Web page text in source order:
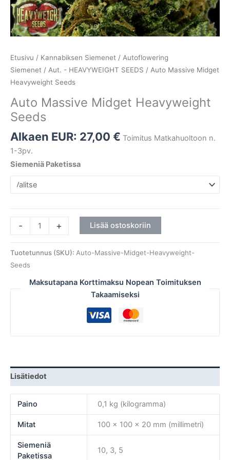
Etusivu / Kannabiksen Siemenet / Autoflowering
Siemenet / Aut. - HEAVYWEIGHT SEEDS / Auto Massive Midget
Heavyweight Seeds
Auto Massive Midget Heavyweight
Seeds
Alkaen EUR: 27,00 € Toimitus Matkahuoltoon n.
1-3pv.
Siemeniä Paketissa
- + Lisää ostoskoriin
Tuotetunnus (SKU): Auto-Massive-Midget-Heavyweight-
Seeds
Maksutapana Korttimaksu Nopean Toimituksen
Takaamiseksi
Lisätiedot
Paino 0,1 kg (kilogramma)
Mitat 100 × 100 × 20 mm (millimetri)
Siemeniä
Paketissa
10, 3, 5